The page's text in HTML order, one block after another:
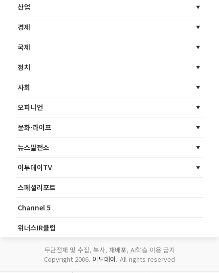
산업
경제
국제
정치
사회
오피니언
문화·라이프
뉴스발전소
이투데이TV
스페셜리포트
Channel 5
위너스IR클럽
무단전재 및 수집, 복사, 재배포, AI학습 이용 금지
Copyright 2006. 이투데이. All rights reserved